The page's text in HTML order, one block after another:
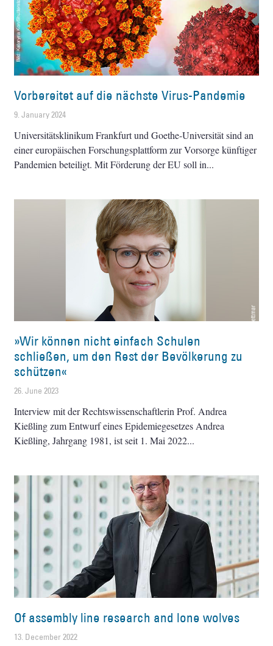
Vorbereitet auf die nächste Virus-Pandemie
9. January 2024
Universitätsklinikum Frankfurt und Goethe-Universität sind an
einer europäischen Forschungsplattform zur Vorsorge künftiger
Pandemien beteiligt. Mit Förderung der EU soll in
»Wir können nicht einfach Schulen
schließen, um den Rest der Bevölkerung zu
schützen«
26. June 2023
Interview mit der Rechtswissenschaftlerin Prof. Andrea
Kießling zum Entwurf eines Epidemiegesetzes Andrea
Kießling, Jahrgang 1981, ist seit 1. Mai 2022
Of assembly line research and lone wolves
13. December 2022